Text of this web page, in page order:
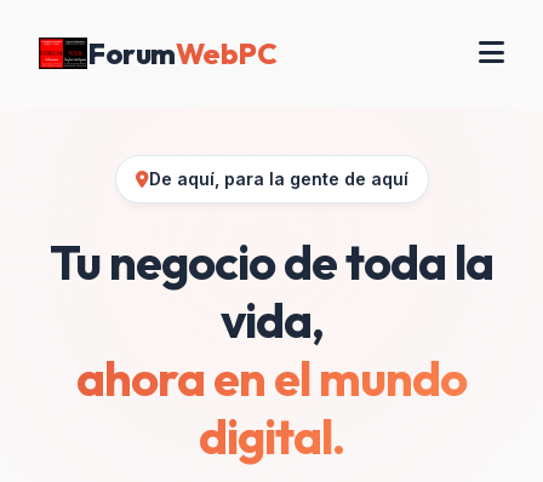
ForumWebPC
De aquí, para la gente de aquí
Tu negocio de toda la
vida,
ahora en el mundo
digital.